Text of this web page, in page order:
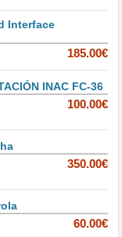
Interface
185.00€
INAC FC-36
100.00€
350.00€
60.00€